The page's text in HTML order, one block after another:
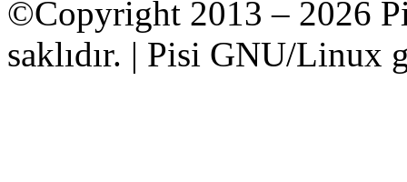
©Copyright 2013 – 2026
saklıdır. | Pisi GNU/Linux